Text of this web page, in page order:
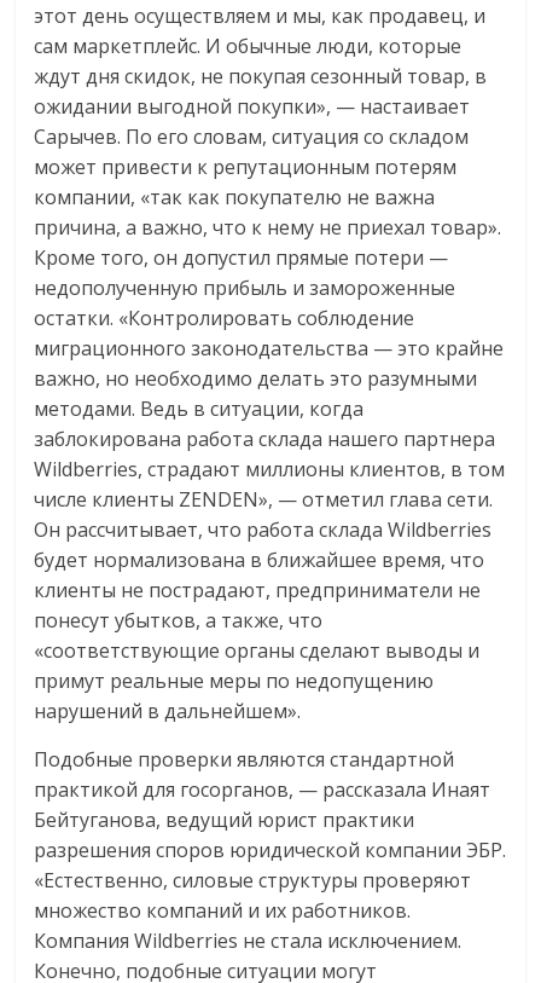
этот день осуществляем и мы, как продавец, и
сам маркетплейс. И обычные люди, которые
ждут дня скидок, не покупая сезонный товар, в
ожидании выгодной покупки», — настаивает
Сарычев. По его словам, ситуация со складом
может привести к репутационным потерям
компании, «так как покупателю не важна
причина, а важно, что к нему не приехал товар».
Кроме того, он допустил прямые потери —
недополученную прибыль и замороженные
остатки. «Контролировать соблюдение
миграционного законодательства — это крайне
важно, но необходимо делать это разумными
методами. Ведь в ситуации, когда
заблокирована работа склада нашего партнера
Wildberries, страдают миллионы клиентов, в том
числе клиенты ZENDEN», — отметил глава сети.
Он рассчитывает, что работа склада Wildberries
будет нормализована в ближайшее время, что
клиенты не пострадают, предприниматели не
понесут убытков, а также, что
«соответствующие органы сделают выводы и
примут реальные меры по недопущению
нарушений в дальнейшем».
Подобные проверки являются стандартной
практикой для госорганов, — рассказала Инаят
Бейтуганова, ведущий юрист практики
разрешения споров юридической компании ЭБР.
«Естественно, силовые структуры проверяют
множество компаний и их работников.
Компания Wildberries не стала исключением.
Конечно, подобные ситуации могут